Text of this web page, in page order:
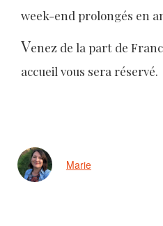
week-end prolongés en
Venez de la part de
accueil vous sera réservé.
Marie